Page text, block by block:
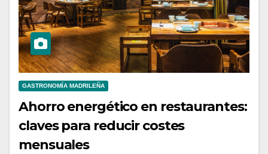
GASTRONOMÍA MADRILEÑA
Ahorro energético en restaurantes:
claves para reducir costes
mensuales